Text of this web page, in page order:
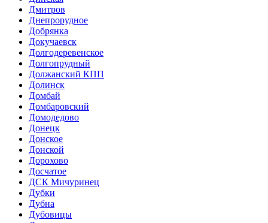
Дмитров
Днепрорудное
Добрянка
Докучаевск
Долгодеревенское
Долгопрудный
Должанский КПП
Долинск
Домбай
Домбаровский
Домодедово
Донецк
Донское
Донской
Дорохово
Досчатое
ДСК Мичуринец
Дубки
Дубна
Дубовицы